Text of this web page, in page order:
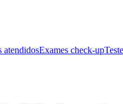
atendidosExames check-up